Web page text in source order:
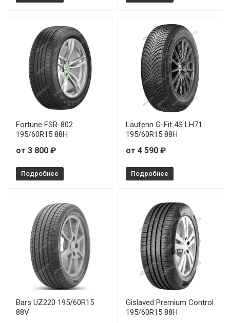
Fortune FSR-802
195/60R15 88H
от 3 800 ₽
Подробнее
Laufenn G-Fit 4S LH71
195/60R15 88H
от 4 590 ₽
Подробнее
Bars UZ220 195/60R15
88V
Gislaved Premium Control
195/60R15 88H